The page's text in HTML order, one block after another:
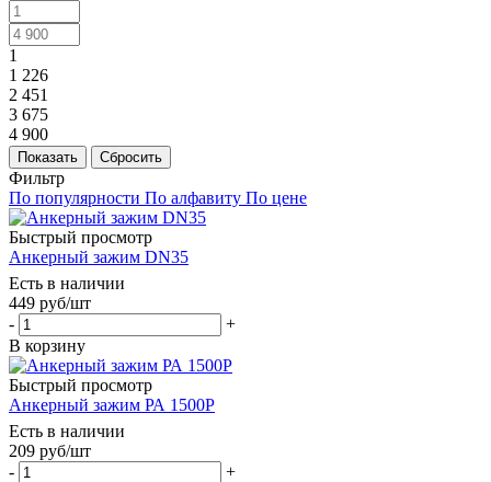
1
1 226
2 451
3 675
4 900
Показать Сбросить
Фильтр
По популярности По алфавиту По цене
Быстрый просмотр
Анкерный зажим DN35
Есть в наличии
449 руб/шт
-
+
В корзину
Быстрый просмотр
Анкерный зажим РА 1500Р
Есть в наличии
209 руб/шт
-
+